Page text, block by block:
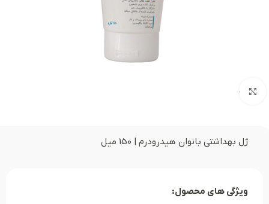
بزرگنمایی تصویر
ژل بهداشتی بانوان هیدرودرم | 150 میل
ویژگی های محصول: